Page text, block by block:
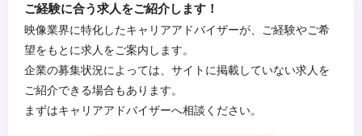
ご経験に合う求人をご紹介します！
映像業界に特化したキャリアアドバイザーが、ご経験やご希
望をもとに求人をご案内します。
企業の募集状況によっては、サイトに掲載していない求人を
ご紹介できる場合もあります。
まずはキャリアアドバイザーへ相談ください。